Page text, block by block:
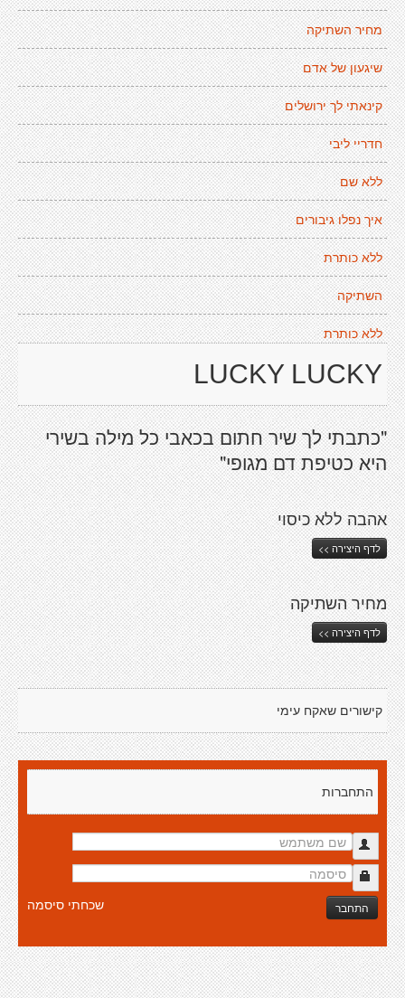
מחיר השתיקה
שיגעון של אדם
קינאתי לך ירושלים
חדריי ליבי
ללא שם
איך נפלו גיבורים
ללא כותרת
השתיקה
ללא כותרת
LUCKY LUCKY
"כתבתי לך שיר חתום בכאבי כל מילה בשירי
היא כטיפת דם מגופי"
אהבה ללא כיסוי
לדף היצירה >>
מחיר השתיקה
לדף היצירה >>
קישורים שאקח עימי
התחברות
התחבר שכחתי סיסמה